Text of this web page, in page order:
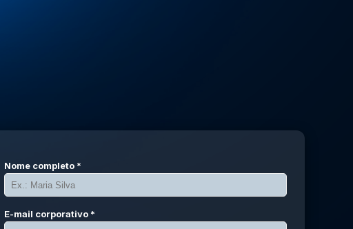
Nome completo *
E-mail corporativo *